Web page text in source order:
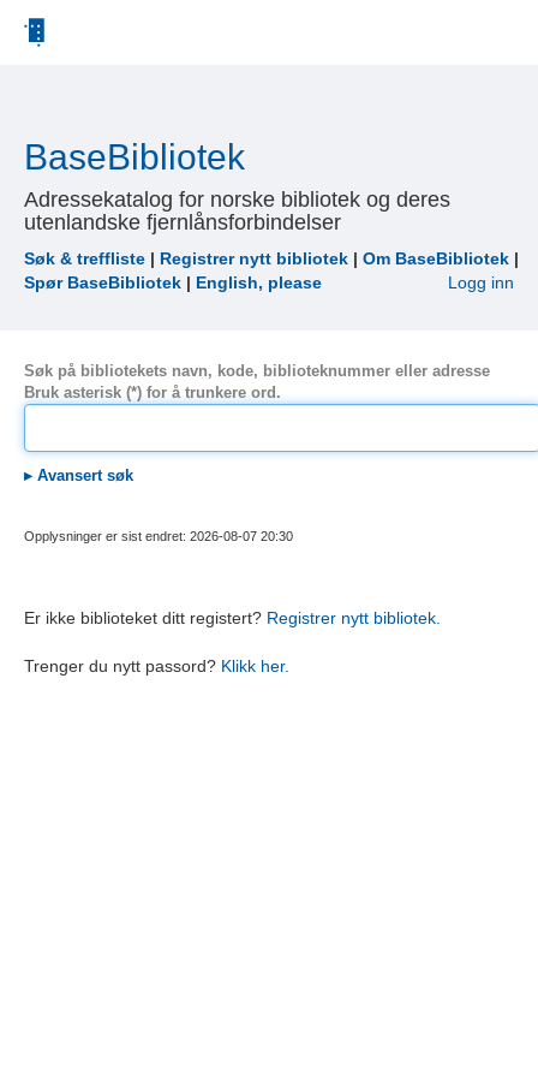
BaseBibliotek
Adressekatalog for norske bibliotek og deres
utenlandske fjernlånsforbindelser
Søk & treffliste | Registrer nytt bibliotek | Om BaseBibliotek |
Spør BaseBibliotek | English, please Logg inn
Søk på bibliotekets navn, kode, biblioteknummer eller adresse
Bruk asterisk (*) for å trunkere ord.
▸ Avansert søk
Opplysninger er sist endret: 2026-08-07 20:30
Er ikke biblioteket ditt registert? Registrer nytt bibliotek.
Trenger du nytt passord? Klikk her.